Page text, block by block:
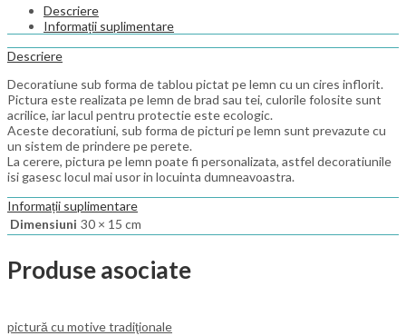
Descriere
Informații suplimentare
Descriere
Decoratiune sub forma de tablou pictat pe lemn cu un cires inflorit.
Pictura este realizata pe lemn de brad sau tei, culorile folosite sunt
acrilice, iar lacul pentru protectie este ecologic.
Aceste decoratiuni, sub forma de picturi pe lemn sunt prevazute cu
un sistem de prindere pe perete.
La cerere, pictura pe lemn poate fi personalizata, astfel decoratiunile
isi gasesc locul mai usor in locuinta dumneavoastra.
Informații suplimentare
Dimensiuni 30 × 15 cm
Produse asociate
pictură cu motive tradiţionale